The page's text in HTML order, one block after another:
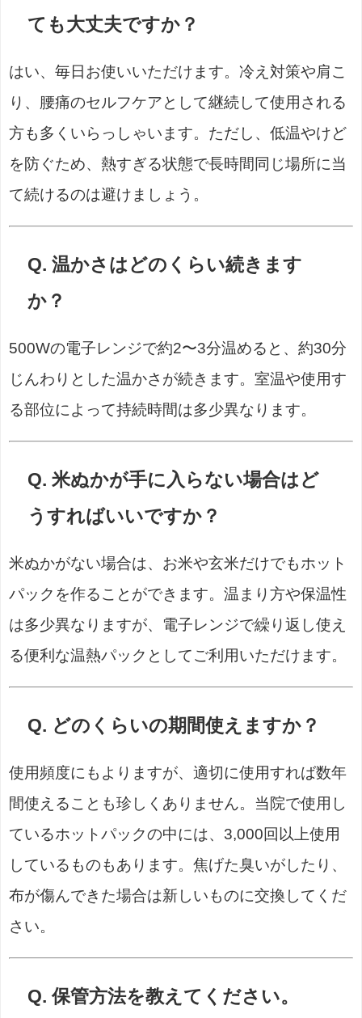
ても大丈夫ですか？
はい、毎日お使いいただけます。冷え対策や肩こ
り、腰痛のセルフケアとして継続して使用される
方も多くいらっしゃいます。ただし、低温やけど
を防ぐため、熱すぎる状態で長時間同じ場所に当
て続けるのは避けましょう。
Q. 温かさはどのくらい続きます
か？
500Wの電子レンジで約2〜3分温めると、約30分
じんわりとした温かさが続きます。室温や使用す
る部位によって持続時間は多少異なります。
Q. 米ぬかが手に入らない場合はど
うすればいいですか？
米ぬかがない場合は、お米や玄米だけでもホット
パックを作ることができます。温まり方や保温性
は多少異なりますが、電子レンジで繰り返し使え
る便利な温熱パックとしてご利用いただけます。
Q. どのくらいの期間使えますか？
使用頻度にもよりますが、適切に使用すれば数年
間使えることも珍しくありません。当院で使用し
ているホットパックの中には、3,000回以上使用
しているものもあります。焦げた臭いがしたり、
布が傷んできた場合は新しいものに交換してくだ
さい。
Q. 保管方法を教えてください。